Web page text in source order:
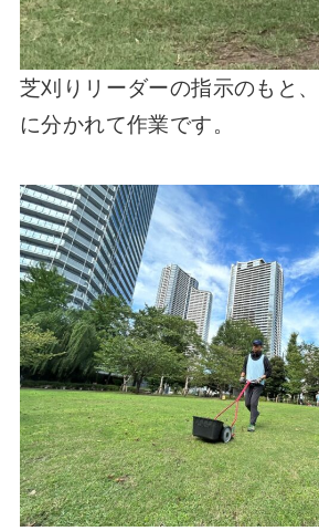
芝刈りリーダーの指示のもと
に分かれて作業です。